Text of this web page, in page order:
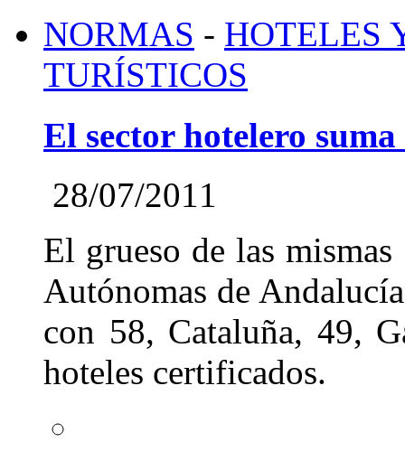
NORMAS - HOTELES
TURÍSTICOS
El sector hotelero
28/07/2011
El grueso de las
Autónomas de
con 58, Cataluña, 49,
hoteles certificados.